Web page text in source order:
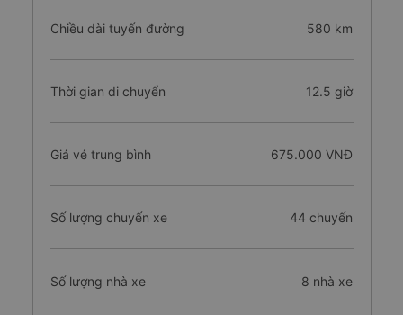
Chiều dài tuyến đường 580 km
Thời gian di chuyển 12.5 giờ
Giá vé trung bình 675.000 VNĐ
Số lượng chuyến xe 44 chuyến
Số lượng nhà xe 8 nhà xe